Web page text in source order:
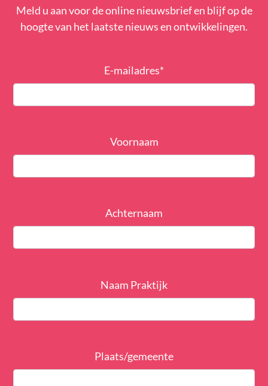
Meld u aan voor de online nieuwsbrief en blijf op de
hoogte van het laatste nieuws en ontwikkelingen.
E-mailadres*
Voornaam
Achternaam
Naam Praktijk
Plaats/gemeente